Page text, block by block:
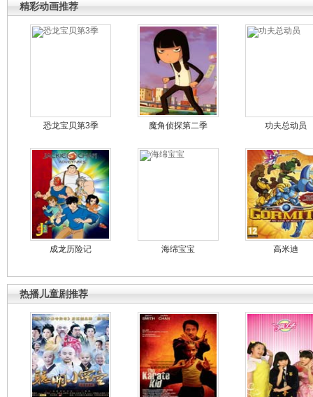
精彩动画推荐
恐龙宝贝第3季 魔角侦探第二季 功夫总动员
成龙历险记 海绵宝宝 高米迪
热播儿童剧推荐